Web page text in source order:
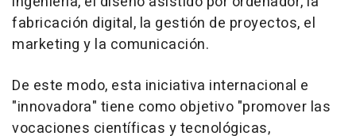
fabricación digital, la gestión de proyectos, el
marketing y la comunicación.
De este modo, esta iniciativa internacional e
"innovadora" tiene como objetivo "promover las
vocaciones científicas y tecnológicas,